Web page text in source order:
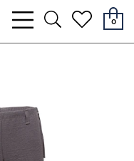
bars
light
searchheart
0